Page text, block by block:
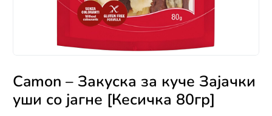
Camon – Закуска за куче Зајачки
уши со јагне [Кесичка 80гр]